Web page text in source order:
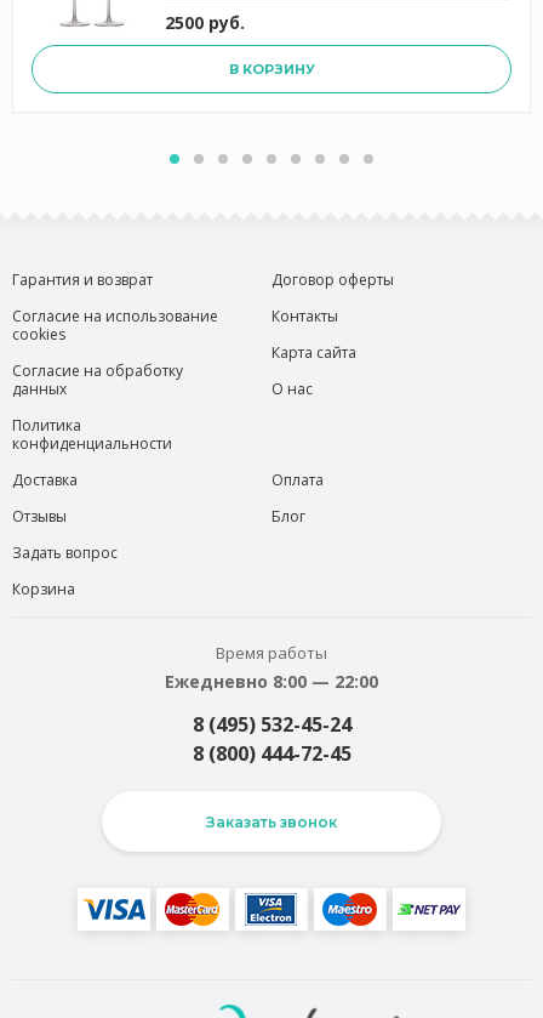
2500 руб.
В КОРЗИНУ
Гарантия и возврат
Согласие на использование
cookies
Согласие на обработку
данных
Политика
конфиденциальности
Договор оферты
Контакты
Карта сайта
О нас
Доставка
Отзывы
Задать вопрос
Корзина
Оплата
Блог
Время работы
Ежедневно 8:00 — 22:00
8 (495) 532-45-24
8 (800) 444-72-45
Заказать звонок